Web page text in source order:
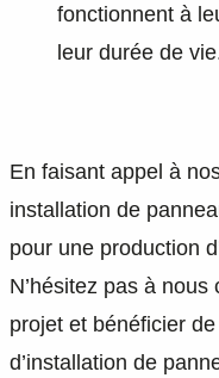
fonctionnent à
leur durée de
En faisant appel à
installation de
pour une production
N’hésitez pas à
projet et bénéficier
d’installation de